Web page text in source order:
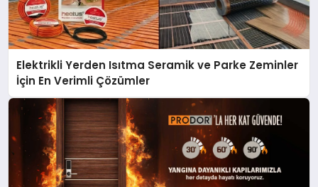
Elektrikli Yerden Isıtma Seramik ve Parke Zeminler
İçin En Verimli Çözümler